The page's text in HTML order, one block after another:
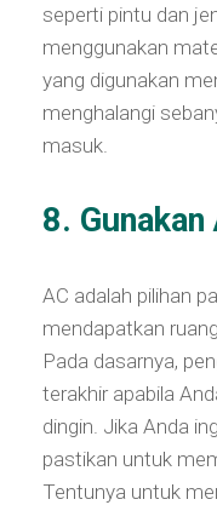
seperti pintu dan
menggunakan
yang digunakan
menghalangi
masuk.
8.
AC adalah pilihan
mendapatkan
Pada dasarnya,
terakhir apabila
dingin. Jika Anda
pastikan untuk
Tentunya untuk